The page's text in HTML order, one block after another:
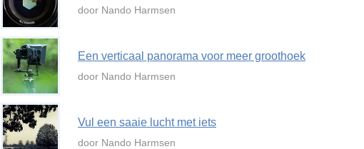
door Nando Harmsen
Een verticaal panorama voor meer groothoek
door Nando Harmsen
Vul een saaie lucht met iets
door Nando Harmsen